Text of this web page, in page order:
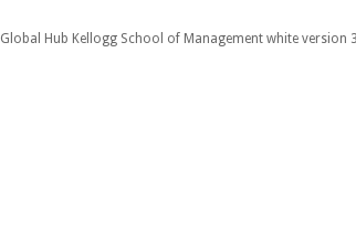
Global Hub Kellogg School of Management white version